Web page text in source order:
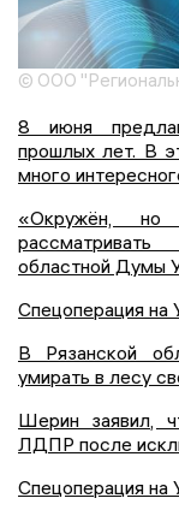
© ООО
8 июня
прошлых лет. В
много
«Окружён,
областной Думы
Спецоперация на
В Рязанской
умирать в лесу
Шерин заявил,
ЛДПР после
Спецоперация на